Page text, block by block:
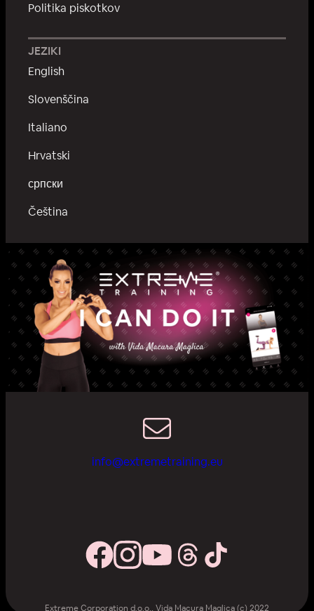
Politika piskotkov
JEZIKI
English
Slovenščina
Italiano
Hrvatski
српски
Čeština
info@extremetraining.eu
Extreme Corporation d.o.o., Vida Macura Maglica (c) 2022